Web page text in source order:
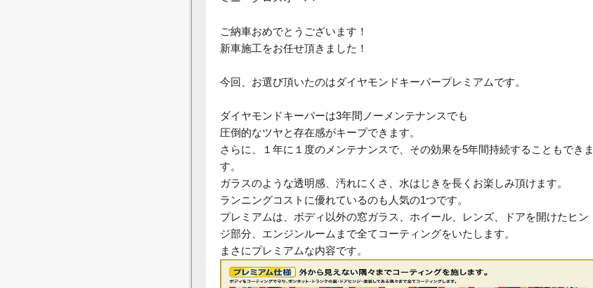
ご納車おめでとうございます！
新車施工をお任せ頂きました！
今回、お選び頂いたのはダイヤモンドキーパープレミアムです。
ダイヤモンドキーパーは3年間ノーメンテナンスでも
圧倒的なツヤと存在感がキープできます。
さらに、１年に１度のメンテナンスで、その効果を5年間持続することもできま
す。
ガラスのような透明感、汚れにくさ、水はじきを長くお楽しみ頂けます。
ランニングコストに優れているのも人気の1つです。
プレミアムは、ボディ以外の窓ガラス、ホイール、レンズ、ドアを開けたヒン
ジ部分、エンジンルームまで全てコーティングをいたします。
まさにプレミアムな内容です。